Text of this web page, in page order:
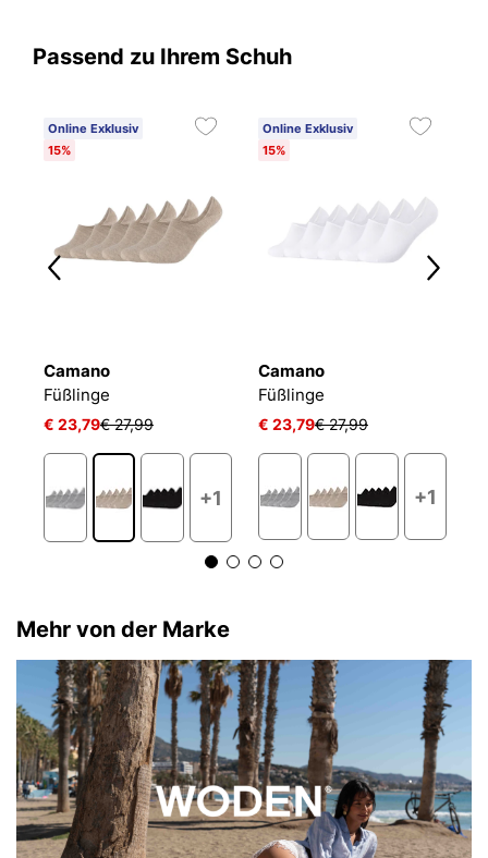
Passend zu Ihrem Schuh
Online Exklusiv
15%
Camano
Füßlinge
€ 23,79€ 27,99
+1
Online Exklusiv
15%
Camano
Füßlinge
€ 23,79€ 27,99
+1
Mehr von der Marke